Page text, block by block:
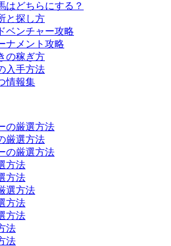
はどちらにする？
と探し方
ベンチャー攻略
ナメント攻略
の稼ぎ方
入手方法
情報集
の厳選方法
厳選方法
の厳選方法
方法
方法
選方法
方法
方法
法
法